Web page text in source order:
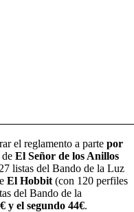
el reglamento a parte por
de El Señor de los Anillos
listas del Bando de la Luz
El Hobbit (con 120 perfiles
del Bando de la
y el segundo 44€.